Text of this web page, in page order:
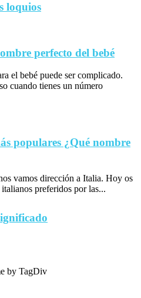
loquios
perfecto del bebé
el bebé puede ser complicado.
cuando tienes un número
populares ¿Qué nombre
vamos dirección a Italia. Hoy os
preferidos por las...
by TagDiv